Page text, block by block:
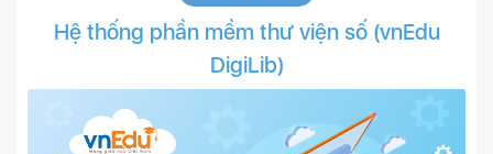
Hệ thống phần mềm thư viện số (vnEdu
DigiLib)